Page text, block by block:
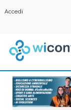
Accedi